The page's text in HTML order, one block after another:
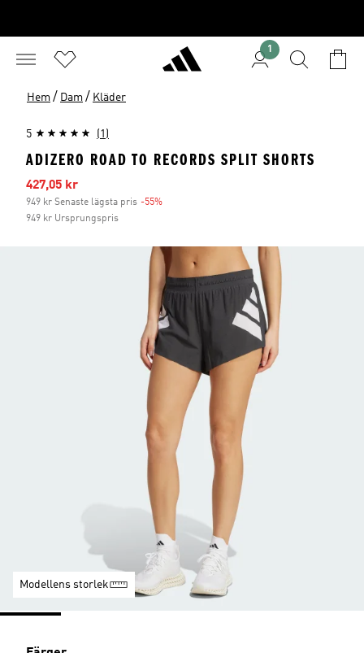
1
Hem / Dam / Kläder
5 (1)
ADIZERO ROAD TO RECORDS SPLIT SHORTS
Reapris
427,05 kr
949 kr Senaste lägsta pris -55%
949 kr Ursprungspris
Modellens storlek